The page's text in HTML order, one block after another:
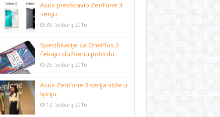
Asus predstavio ZenFone 3
seriju
30. Svibanj 2016
Specifikacije za OnePlus 3
čekaju službenu potvrdu
25. Svibanj 2016
Asus ZenFone 3 serija stiže u
lipnju
12. Svibanj 2016